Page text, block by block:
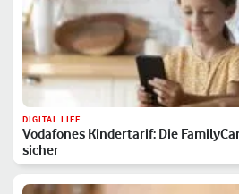
DIGITAL LIFE
Vodafones Kindertarif: Die
sicher